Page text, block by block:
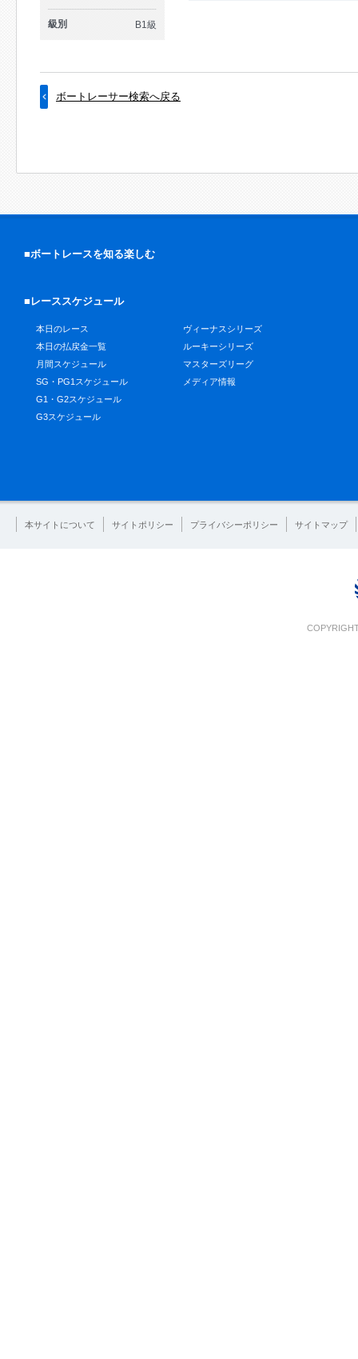
級別 B1級
ボートレーサー検索へ戻る
■ボートレースを知る楽しむ
■レーススケジュール
本日のレース
本日の払戻金一覧
月間スケジュール
SG・PG1スケジュール
G1・G2スケジュール
G3スケジュール
ヴィーナスシリーズ
ルーキーシリーズ
マスターズリーグ
メディア情報
本サイトについて サイトポリシー プライバシーポリシー サイトマップ